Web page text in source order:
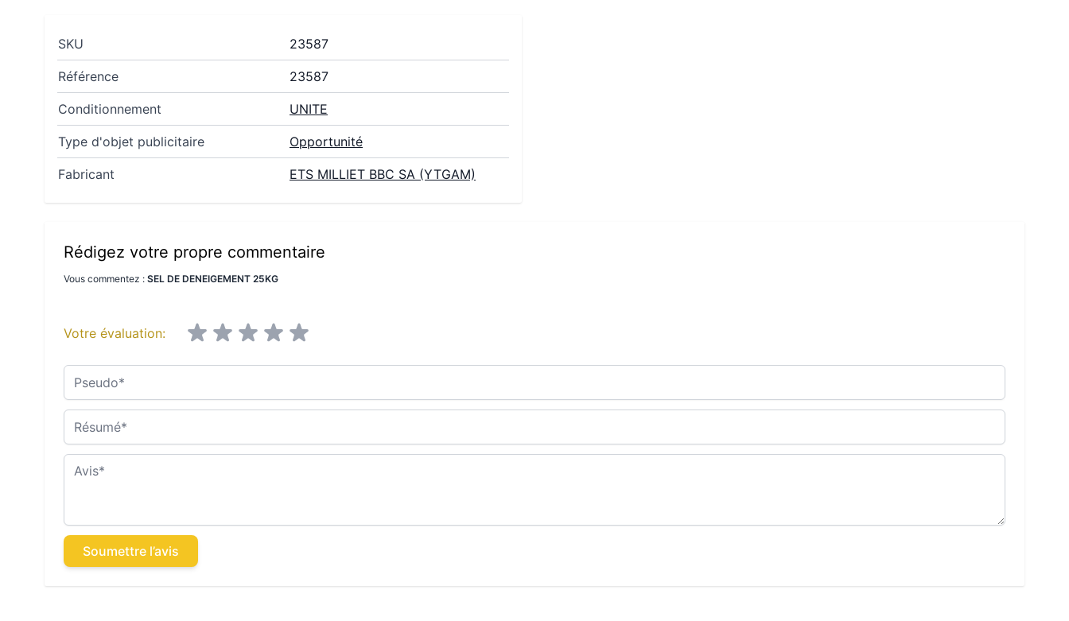
SKU 23587
Référence 23587
Conditionnement UNITE
Type d'objet publicitaire Opportunité
Fabricant ETS MILLIET BBC SA (YTGAM)
Rédigez votre propre commentaire
Vous commentez : SEL DE DENEIGEMENT 25KG
Votre évaluation:
Pseudo
Résumé
Avis
Soumettre l’avis